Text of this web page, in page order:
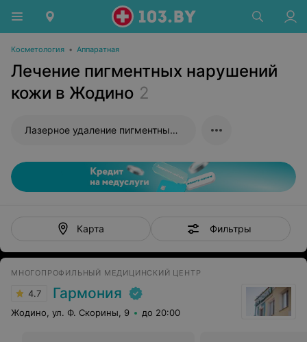
Косметология • Аппаратная
Лечение пигментных нарушений
кожи в Жодино 2
Лазерное удаление пигментных пятен
Карта Фильтры
МНОГОПРОФИЛЬНЫЙ МЕДИЦИНСКИЙ ЦЕНТР
4.7 Гармония
Жодино, ул. Ф. Скорины, 9 до 20:00